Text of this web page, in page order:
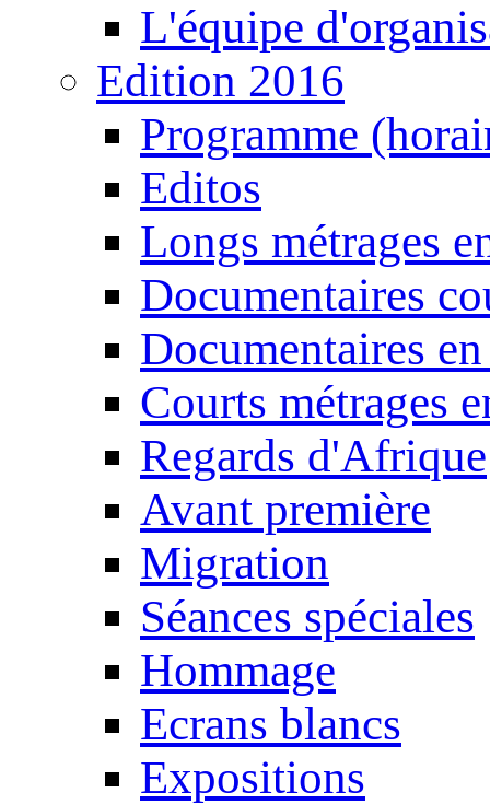
L'équipe
Edition 2016
Programme
Editos
Longs métrages
Documentaires
Documentaires
Courts métrages
Regards d'Afrique
Avant première
Migration
Séances spéciales
Hommage
Ecrans blancs
Expositions